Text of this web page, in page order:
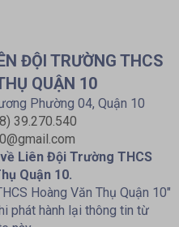
ĐỘI TRƯỜNG THCS
QUẬN 10
Phường 04, Quận 10
39.270.540
Liên Đội Trường THCS
Quận 10.
Hoàng Văn Thụ Quận 10"
phát hành lại thông tin từ